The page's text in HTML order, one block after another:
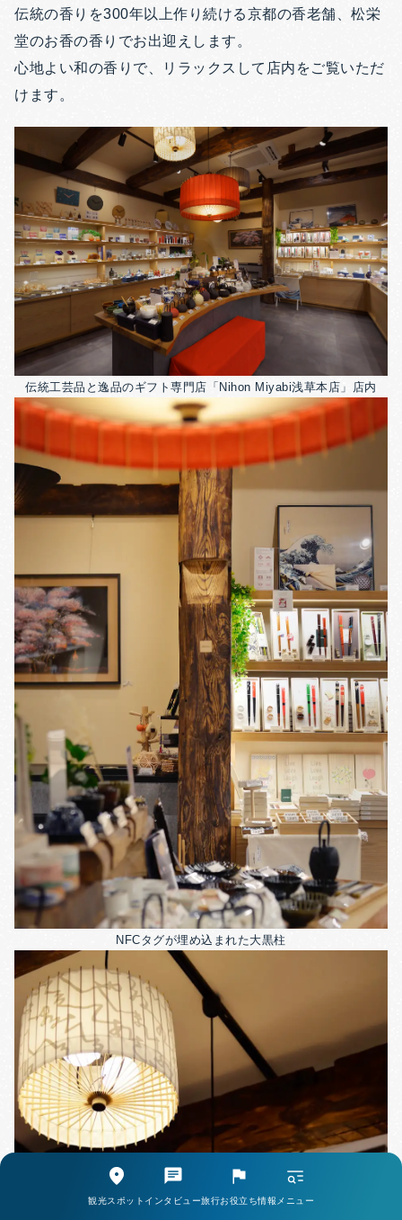
伝統の香りを300年以上作り続ける京都の香老舗、松栄
堂のお香の香りでお出迎えします。
心地よい和の香りで、リラックスして店内をご覧いただ
けます。
伝統工芸品と逸品のギフト専門店「Nihon Miyabi浅草本店」店内
NFCタグが埋め込まれた大黒柱
観光スポット インタビュー旅行お役立ち情報 メニュー